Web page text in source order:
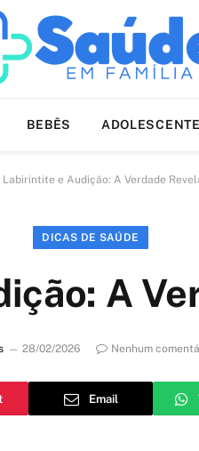
BEBÊS
Labirintite e Audição: A Verdade
DICAS DE SAÚDE
A
28/02/2026 Nenhum
Email